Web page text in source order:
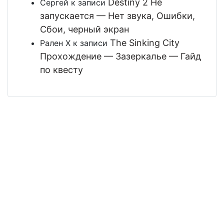
Сергей к записи Destiny 2 Не
запускается — Нет звука, Ошибки,
Сбои, черный экран
Рален Х к записи The Sinking City
Прохождение — Зазеркалье — Гайд
по квесту